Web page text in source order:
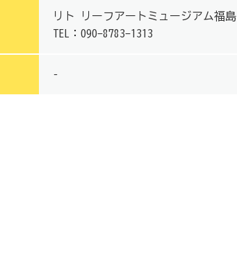
リト リーフアートミュージアム福島
TEL：090-8783-1313
–